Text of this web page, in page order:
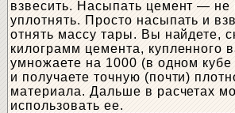
взвесить. Насыпать цемент — не
уплотнять. Просто насыпать и
отнять массу тары. Вы найдете,
килограмм цемента, купленного
умножаете на 1000 (в одном кубе
и получаете точную (почти)
материала. Дальше в расчетах
использовать ее.